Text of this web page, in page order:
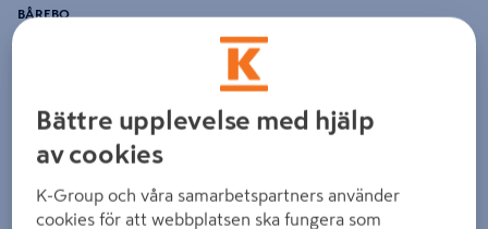
LINLÅS&LÅSBLECK BÅREBO FÖRZ 4MM 50P
BÅREBO
Detaljerad beskrivning finns i produktbeskrivningsområdet
Bättre upplevelse med hjälp
av cookies
K-Group och våra samarbetspartners använder
cookies för att webbplatsen ska fungera som